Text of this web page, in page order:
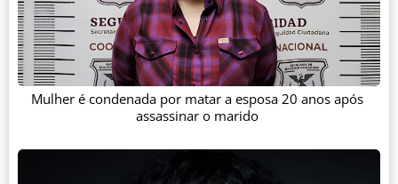
Mulher é condenada por matar a esposa 20 anos após
assassinar o marido